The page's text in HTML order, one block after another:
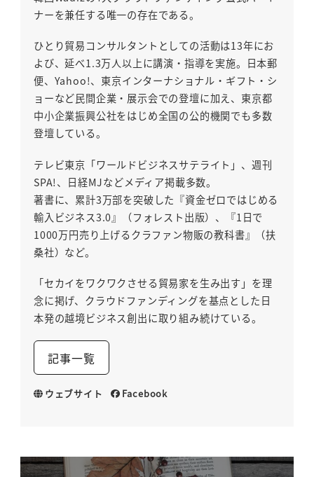
ナーを兼任する唯一の存在である。
ひとり貿易コンサルタントとしての活動は13年にお
よび、延べ1.3万人以上に講演・指導を実施。日本郵
便、Yahoo!、東京インターナショナル・ギフト・シ
ョーなど民間企業・展示会での登壇に加え、東京都
中小企業振興公社をはじめ全国の公的機関でも多数
登壇している。
テレビ東京「ワールドビジネスサテライト」、週刊
SPA!、日経MJなどメディア掲載多数。
著書に、累計3万部を突破した『資金ゼロではじめる
輸入ビジネス3.0』（フォレスト出版）、『1日で
1000万円売り上げるクラファン物販の教科書』（扶
桑社）など。
「セカイをワクワクさせる貿易家を生み出す」を理
念に掲げ、クラウドファンディングを基点とした日
本発の越境ビジネス創出に取り組み続けている。
記事一覧
ウェブサイト Facebook